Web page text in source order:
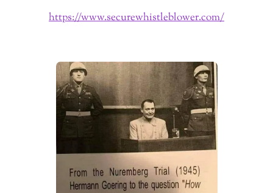
https://www.securewhistleblower.com/